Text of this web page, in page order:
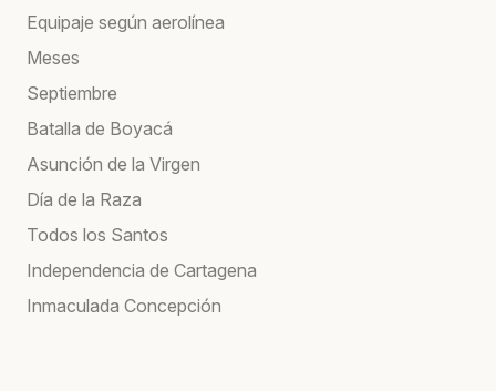
Equipaje según aerolínea
Meses
Septiembre
Batalla de Boyacá
Asunción de la Virgen
Día de la Raza
Todos los Santos
Independencia de Cartagena
Inmaculada Concepción